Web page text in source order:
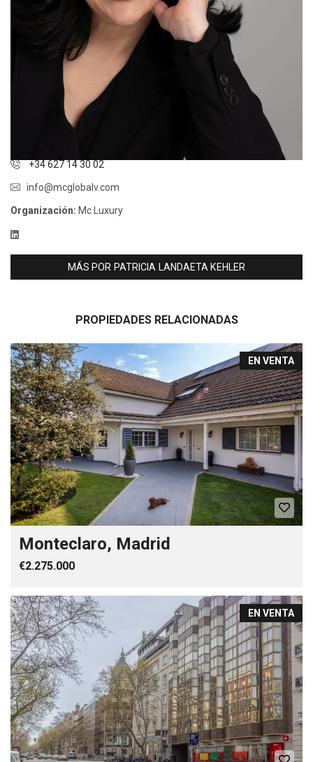
+34 627 14 30 02
info@mcglobalv.com
Organización: Mc Luxury
MÁS POR PATRICIA LANDAETA KEHLER
PROPIEDADES RELACIONADAS
EN VENTA
Monteclaro, Madrid
€2.275.000
EN VENTA